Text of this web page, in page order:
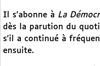
Il s’abonne à La
dès la parution du
s’il a continué à
ensuite.